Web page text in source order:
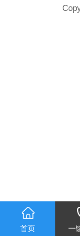
首页 一